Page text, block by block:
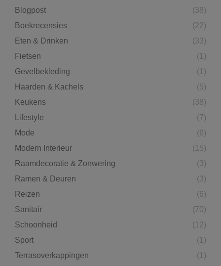
Blogpost
(38)
Boekrecensies
(22)
Eten & Drinken
(33)
Fietsen
(1)
Gevelbekleding
(1)
Haarden & Kachels
(5)
Keukens
(38)
Lifestyle
(7)
Mode
(6)
Modern Interieur
(15)
Raamdecoratie & Zonwering
(3)
Ramen & Deuren
(3)
Reizen
(6)
Sanitair
(70)
Schoonheid
(12)
Sport
(1)
Terrasoverkappingen
(1)